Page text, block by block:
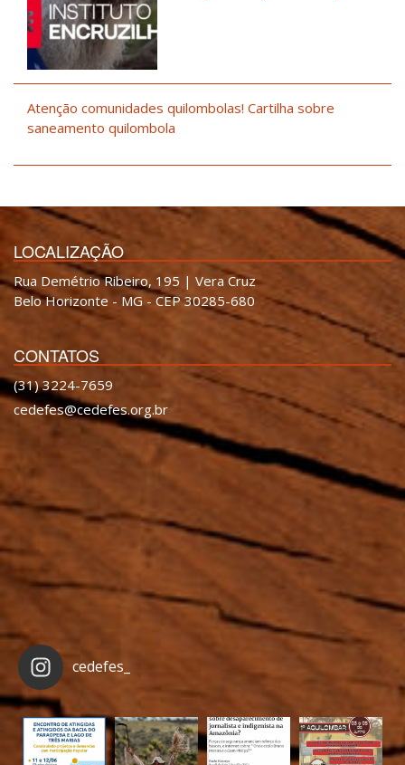
Atenção comunidades quilombolas! Cartilha sobre
saneamento quilombola
LOCALIZAÇÃO
Rua Demétrio Ribeiro, 195 | Vera Cruz
Belo Horizonte - MG - CEP 30285-680
CONTATOS
(31) 3224-7659
cedefes@cedefes.org.br
cedefes_